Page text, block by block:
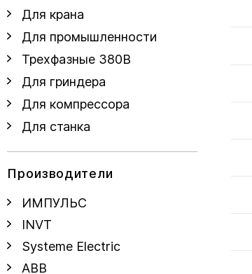
Для крана
Для промышленности
Трехфазные 380В
Для гриндера
Для компрессора
Для станка
Производители
ИМПУЛЬС
INVT
Systeme Electric
ABB